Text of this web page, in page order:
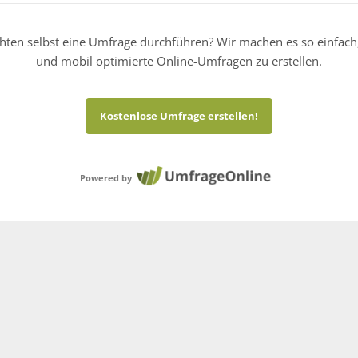
selbst eine Umfrage durchführen? Wir machen es so
und mobil optimierte Online-Umfragen zu erstellen.
Kostenlose Umfrage erstellen!
Powered by